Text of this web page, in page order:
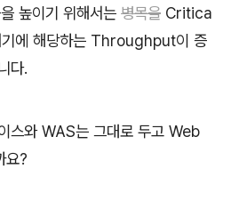
높이기 위해서는 병목을 Critica
에 해당하는 Throughput이 증
다.
스와 WAS는 그대로 두고 Web
요?